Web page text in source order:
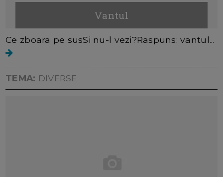
Vantul
Ce zboara pe susSi nu-l vezi?Raspuns: vantul...
TEMA: DIVERSE